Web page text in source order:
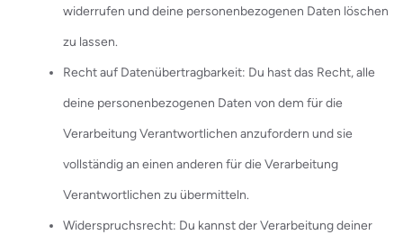
widerrufen und deine personenbezogenen Daten löschen
zu lassen.
Recht auf Datenübertragbarkeit: Du hast das Recht, alle
deine personenbezogenen Daten von dem für die
Verarbeitung Verantwortlichen anzufordern und sie
vollständig an einen anderen für die Verarbeitung
Verantwortlichen zu übermitteln.
Widerspruchsrecht: Du kannst der Verarbeitung deiner